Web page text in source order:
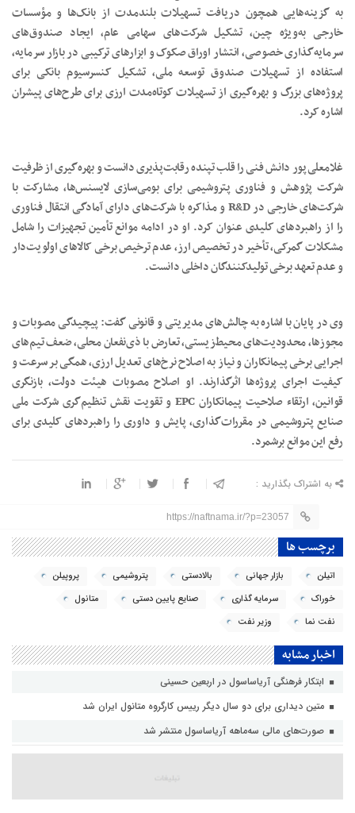
به گزینه‌هایی همچون دریافت تسهیلات بلندمدت از بانک‌ها و مؤسسات
خارجی به‌ویژه چین، تشکیل شرکت‌های سهامی عام، ایجاد صندوق‌های
سرمایه‌گذاری خصوصی، انتشار اوراق صکوک و ابزارهای ترکیبی در بازار سرمایه،
استفاده از تسهیلات صندوق توسعه ملی، تشکیل کنسرسیوم بانکی برای
پروژه‌های بزرگ و بهره‌گیری از تسهیلات کوتاه‌مدت ارزی برای طرح‌های پیشران
اشاره کرد.
غلامعلی‌پور دانش فنی را قلب تپنده رقابت‌پذیری دانست و بهره‌گیری از ظرفیت
شرکت پژوهش و فناوری پتروشیمی برای بومی‌سازی لایسنس‌ها، مشارکت با
شرکت‌های خارجی در R&D و مذاکره با شرکت‌های دارای آمادگی انتقال فناوری
را از راهبردهای کلیدی عنوان کرد. او در ادامه موانع تأمین تجهیزات را شامل
مشکلات گمرکی، تأخیر در تخصیص ارز، عدم ترخیص برخی کالاهای اولویت‌دار
و عدم تعهد برخی تولیدکنندگان داخلی دانست.
وی در پایان با اشاره به چالش‌های مدیریتی و قانونی گفت: پیچیدگی مصوبات و
مجوزها، محدودیت‌های محیط‌زیستی، تعارض با ذی‌نفعان محلی، ضعف تیم‌های
اجرایی برخی پیمانکاران و نیاز به اصلاح نرخ‌های تعدیل ارزی، همگی بر سرعت و
کیفیت اجرای پروژه‌ها اثرگذارند. او اصلاح مصوبات هیئت دولت، بازنگری
قوانین، ارتقاء صلاحیت پیمانکاران EPC و تقویت نقش تنظیم‌گری شرکت ملی
صنایع پتروشیمی در مقررات‌گذاری، پایش و داوری را راهبردهای کلیدی برای
رفع این موانع برشمرد.
به اشتراک بگذارید :
https://naftnama.ir/?p=23057
برچسب ها
اتیلن بازار جهانی بالادستی پتروشیمی
پروپیلن
خوراک
سرمایه گذاری صنایع پایین دستی
متانول
نفت نما
وزیر نفت
اخبار مشابه
ابتکار فرهنگی آریاساسول در اربعین حسینی
متین دیداری برای دو سال دیگر رییس کارگروه متانول ایران شد
صورت‌های مالی سه‌ماهه آریاساسول منتشر شد